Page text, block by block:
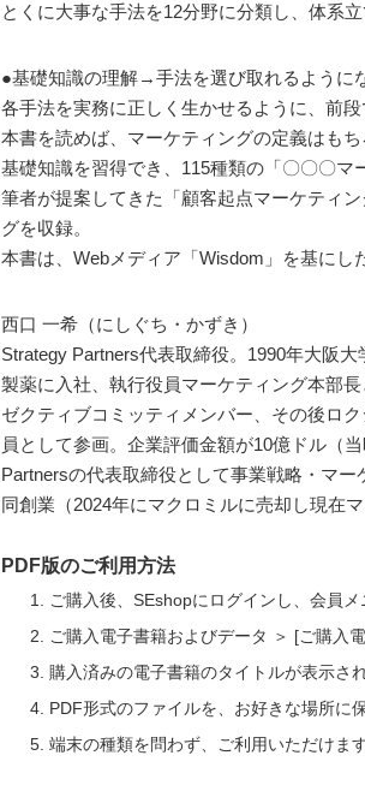
とくに大事な手法を12分野に分類し、体系
●基礎知識の理解→手法を選び取れるように
各手法を実務に正しく生かせるように、前
本書を読めば、マーケティングの定義はも
基礎知識を習得でき、115種類の「〇〇〇マ
筆者が提案してきた「顧客起点マーケティ
グを収録。
本書は、Webメディア「Wisdom」を基にし
西口 一希（にしぐち・かずき）
Strategy Partners代表取締役。1990年大阪
製薬に入社、執行役員マーケティング本部
ゼクティブコミッティメンバー、その後ロ
員として参画。企業評価金額が10億ドル（
Partnersの代表取締役として事業戦略・マ
同創業（2024年にマクロミルに売却し現在
PDF版のご利用方法
ご購入後、SEshopにログインし、会員メ
ご購入電子書籍およびデータ ＞ [ご購入
購入済みの電子書籍のタイトルが表示さ
PDF形式のファイルを、お好きな場所に
端末の種類を問わず、ご利用いただけます